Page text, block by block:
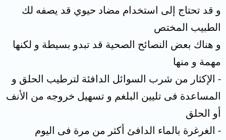
و قد تحتاج إلى استخدام مضاد حيوي قد يصفه لك
الطبيب المختص
و هناك بعض النصائح الصحية قد تبدو بسيطة و لكنها
مهمة و منها
- الإكثار من شرب السوائل الدافئة لترطيب الحلق و
المساعدة فى تليين البلغم و تسهيل خروجه من الأنف
أو الحلق
- الغرغرة بالماء الدافئ أكثر من مرة فى اليوم